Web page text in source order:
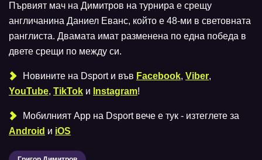
Първият мач на Димитров на турнира е срещу
англичанина Даниел Еванс, който е 48-ми в световната
ранглиста. Двамата имат разменена по една победа в
двете срещи по между си.
Новините на Dsport и във Facebook, Viber,
YouTube, TikTok и Instagram!
Мобилният Аpp на Dsport вече е тук - изтеглете за
Android и iOS